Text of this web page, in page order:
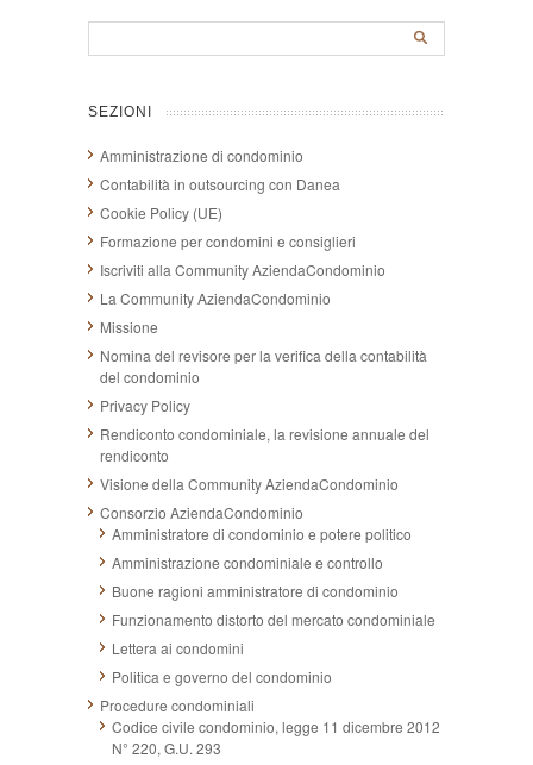
SEZIONI
Amministrazione di condominio
Contabilità in outsourcing con Danea
Cookie Policy (UE)
Formazione per condomini e consiglieri
Iscriviti alla Community AziendaCondominio
La Community AziendaCondominio
Missione
Nomina del revisore per la verifica della contabilità
del condominio
Privacy Policy
Rendiconto condominiale, la revisione annuale del
rendiconto
Visione della Community AziendaCondominio
Consorzio AziendaCondominio
Amministratore di condominio e potere politico
Amministrazione condominiale e controllo
Buone ragioni amministratore di condominio
Funzionamento distorto del mercato condominiale
Lettera ai condomini
Politica e governo del condominio
Procedure condominiali
Codice civile condominio, legge 11 dicembre 2012
N° 220, G.U. 293